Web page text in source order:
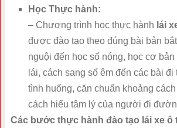
Học Thực hành:
– Chương trình học thực hành lái
được đào tạo theo đúng bài bản
nguội đến học số nóng, học cơ
lái, cách sang số êm đến các bài
tình huống, căn chuẩn khoảng
cách hiểu tâm lý của người đi
Các bước thực hành đào tạo lái xe ô